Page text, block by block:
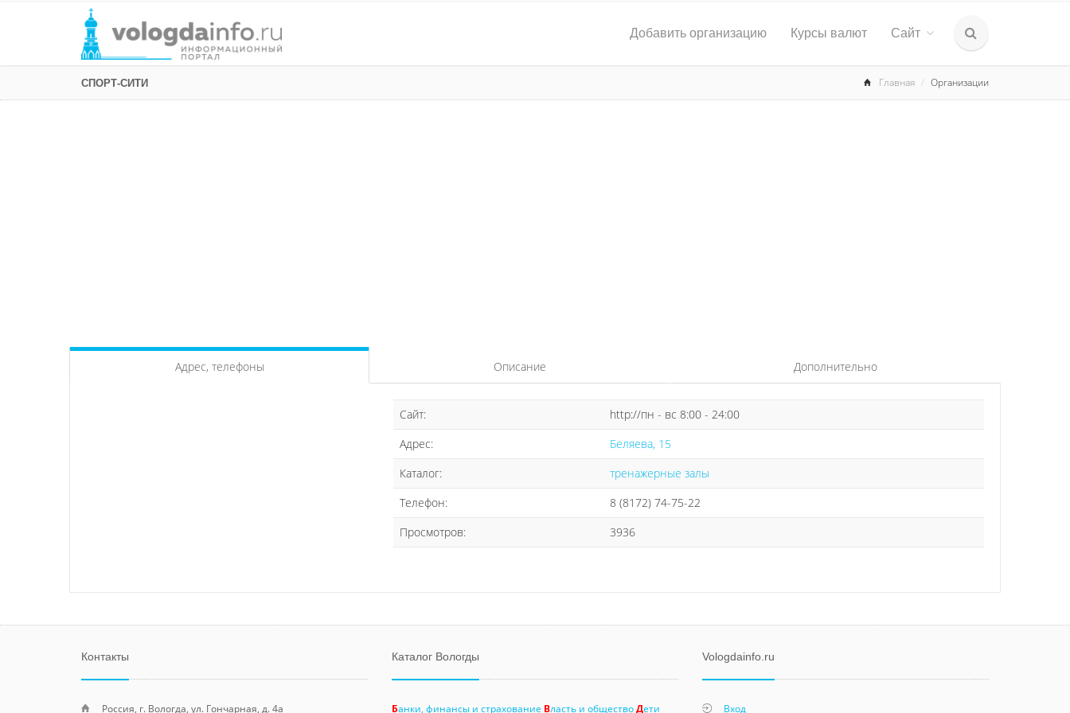
Добавить организацию Курсы валют Сайт
СПОРТ-СИТИ Главная Организации
Адрес, телефоны Описание Дополнительно
Сайт:
http://пн - вс 8:00 - 24:00
Адрес:
Беляева, 15
Каталог:
тренажерные залы
Телефон:
8 (8172) 74-75-22
Просмотров:
3936
Контакты
Россия, г. Вологда, ул. Гончарная, д. 4а
Каталог Вологды
Банки, финансы и страхование Власть и обществоДети
Vologdainfo.ru
Вход